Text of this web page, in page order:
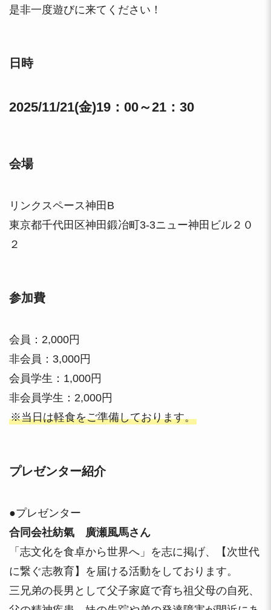
是非一度遊びに来てください！
日時
2025/11/21(金)19：00～21：30
会場
リンクスペース神田B
東京都千代田区神田鍛冶町3-3ニュー神田ビル２０
２
参加費
会員：2,000円
非会員：3,000円
会員学生：1,000円
非会員学生：2,000円
※当日は軽食をご準備しております。
プレゼンター紹介
●プレゼンター
合同会社紡氣 廣瀬風馬さん
「志文化を食卓から世界へ」を志に掲げ、【次世代
に繋ぐ志教育】を届ける活動をしております。
三兄弟の長男として父子家庭で育ち祖父母の自死、